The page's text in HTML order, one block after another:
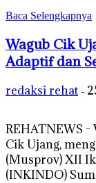
Baca Selengkapnya
Wagub Cik
Adaptif dan
redaksi rehat -
REHATNEWS -
Cik Ujang,
(Musprov) XII
(INKINDO)